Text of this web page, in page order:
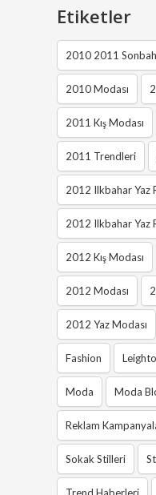
Etiketler
2010 2011
2010 Modası
2011 Kış Modası
2011 Trendleri
2012 Ilkbahar Yaz
2012 Ilkbahar Yaz
2012 Kış Modası
2012 Modası
2012 Yaz Modası
Fashion
Moda Moda
Reklam
Sokak Stilleri